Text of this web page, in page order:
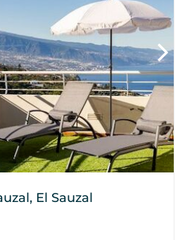
El Sauzal